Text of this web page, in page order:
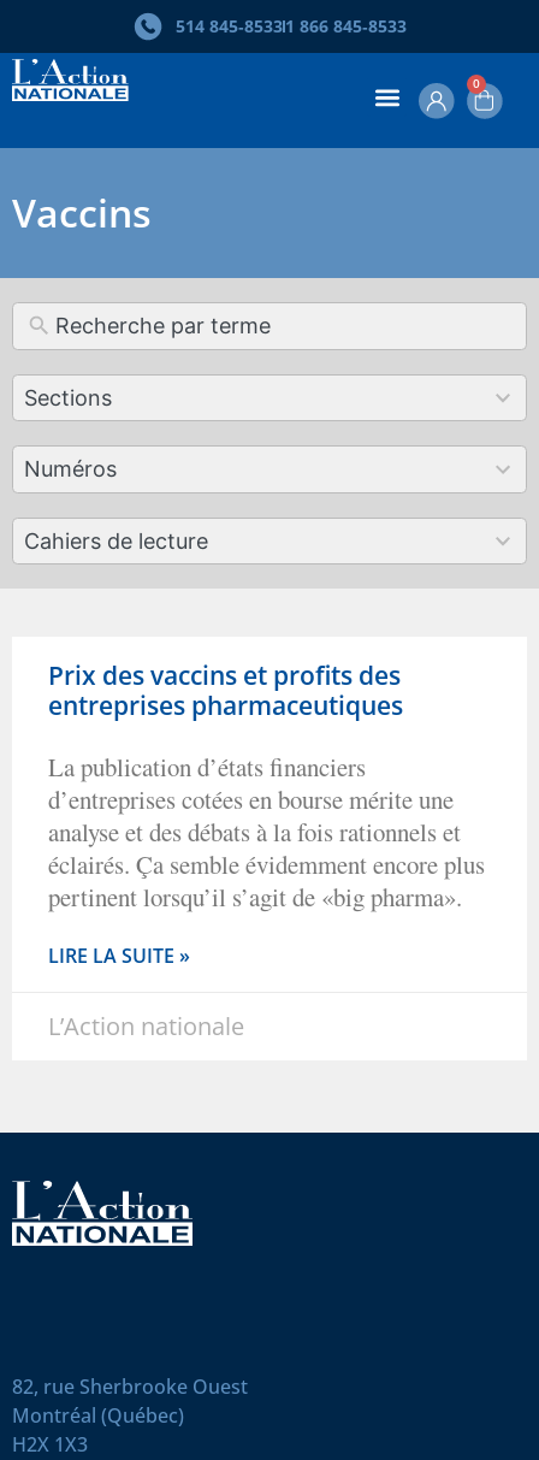
514 845‑85331 866 845‑8533
0
Vaccins
Sections
12
results
Numéros
179
results
Cahiers de lecture
50
results
Prix des vaccins et profits des
entreprises pharmaceutiques
La publication d’états financiers
d’entreprises cotées en bourse mérite une
analyse et des débats à la fois rationnels et
éclairés. Ça semble évidemment encore plus
pertinent lorsqu’il s’agit de «big pharma».
LIRE LA SUITE »
L’Action nationale
82, rue Sherbrooke Ouest
Montréal (Québec)
H2X 1X3